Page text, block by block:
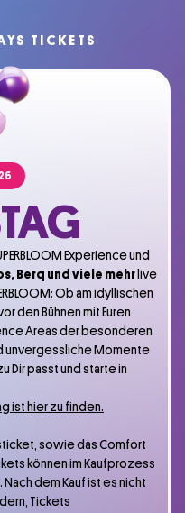
TICKETS
Experience und
Berq und viele mehr live
Ob am idyllischen
den Bühnen mit Euren
Areas der besonderen
unvergessliche Momente
Dir passt und starte in
ist hier zu finden.
sowie das Comfort
können im Kaufprozess
dem Kauf ist es nicht
Tickets